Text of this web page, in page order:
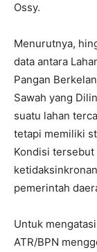
Ossy.
Menurutnya,
data antara
Pangan
Sawah yang
suatu lahan
tetapi memiliki
Kondisi
pemerintah
Untuk
ATR/BPN